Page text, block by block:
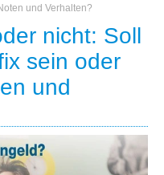
und Verhalten?
nicht: Soll
sein oder
und